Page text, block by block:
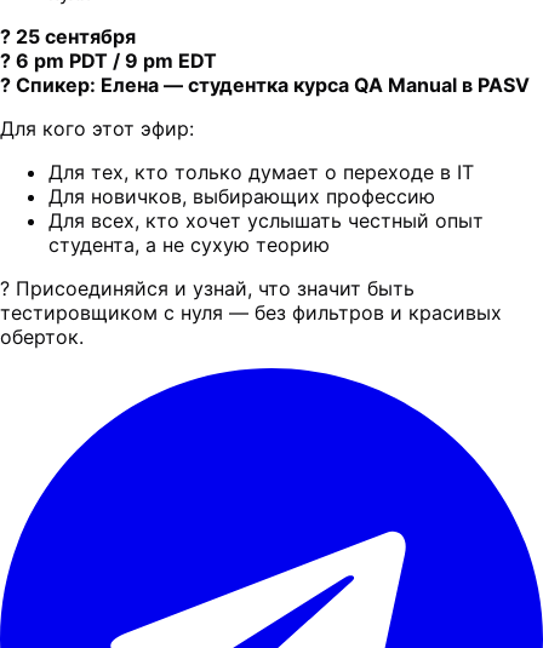
? 25 сентября
? 6 pm PDT / 9 pm EDT
? Спикер: Елена — студентка курса QA Manual в PASV
Для кого этот эфир:
Для тех, кто только думает о переходе в IT
Для новичков, выбирающих профессию
Для всех, кто хочет услышать честный опыт
студента, а не сухую теорию
? Присоединяйся и узнай, что значит быть
тестировщиком с нуля — без фильтров и красивых
оберток.